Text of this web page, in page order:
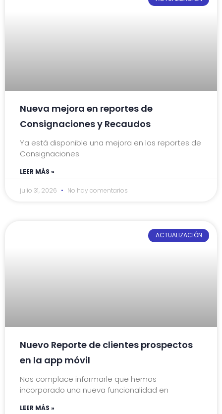
Nueva mejora en reportes de
Consignaciones y Recaudos
Ya está disponible una mejora en los reportes de
Consignaciones
LEER MÁS »
julio 31, 2026 No hay comentarios
ACTUALIZACIÓN
Nuevo Reporte de clientes prospectos
en la app móvil
Nos complace informarle que hemos
incorporado una nueva funcionalidad en
LEER MÁS »